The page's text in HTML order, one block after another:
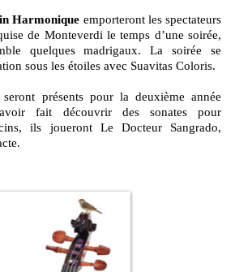
Harmonique emporteront les spectateurs
de Monteverdi le temps d’une soirée,
quelques madrigaux. La soirée se
sous les étoiles avec Suavitas Coloris.
seront présents pour la deuxième année
fait découvrir des sonates pour
ils joueront Le Docteur Sangrado,